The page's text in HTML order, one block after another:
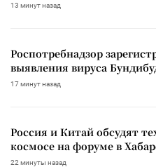
13 минут назад
Роспотребнадзор
выявления вируса
17 минут назад
Россия и Китай обсудят
космосе на форуме в
22 минуты назад